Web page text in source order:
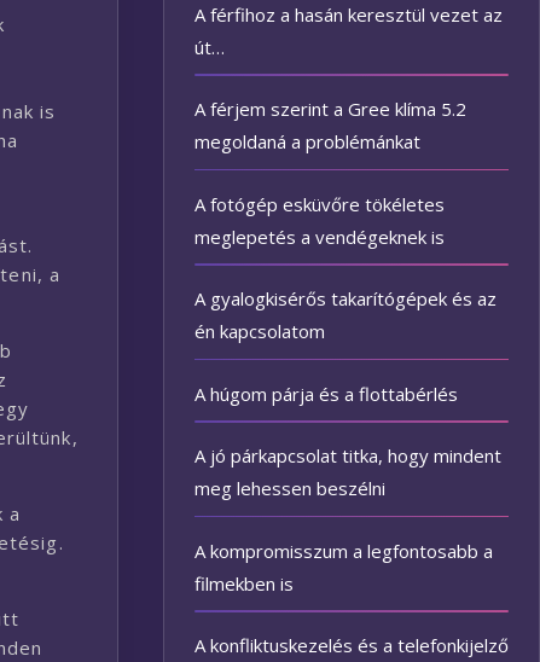
is
a
a
A férfihoz a hasán keresztül vezet az
út…
A férjem szerint a Gree klíma 5.2
megoldaná a problémánkat
A fotógép esküvőre tökéletes
meglepetés a vendégeknek is
A gyalogkisérős takarítógépek és az
én kapcsolatom
A húgom párja és a flottabérlés
A jó párkapcsolat titka, hogy mindent
meg lehessen beszélni
A kompromisszum a legfontosabb a
filmekben is
A konfliktuskezelés és a telefonkijelző